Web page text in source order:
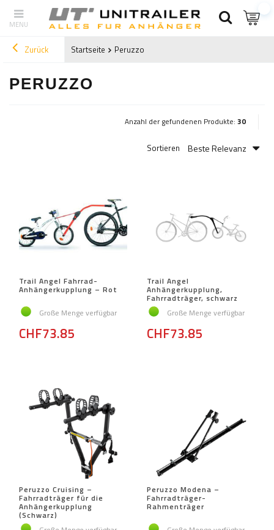
Zurück Startseite Peruzzo
PERUZZO
Anzahl der gefundenen Produkte: 30
Sortieren Beste Relevanz
Trail Angel Fahrrad-
Anhängerkupplung – Rot
Große Menge verfügbar
CHF73.85
Trail Angel
Anhängerkupplung,
Fahrradträger, schwarz
Große Menge verfügbar
CHF73.85
Peruzzo Cruising –
Fahrradträger für die
Anhängerkupplung
(Schwarz)
Peruzzo Modena –
Fahrradträger-
Rahmenträger